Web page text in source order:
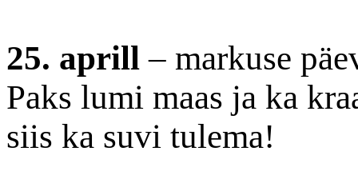
25. aprill – markuse
Paks lumi maas ja ka
siis ka suvi tulema!